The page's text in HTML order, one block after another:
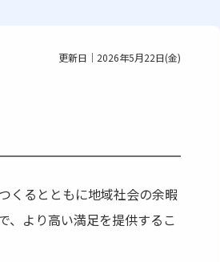
更新日｜2026年5月22日(金)
くるとともに地域社会の余暇
、より高い満足を提供するこ